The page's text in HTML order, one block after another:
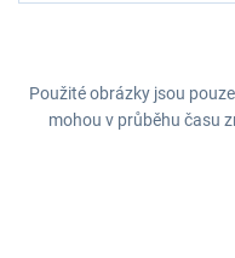
Použité obrázky jsou
mohou v průběhu času